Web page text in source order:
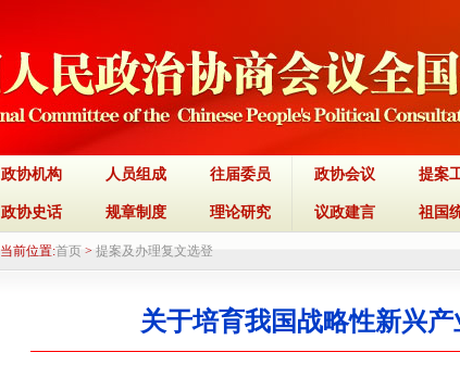
政协机构 人员组成 往届委员
政协史话 规章制度 理论研究
政协会议 提案
议政建言 祖国
当前位置:首页 > 提案及办理复文选登
关于培育我国战略性新兴